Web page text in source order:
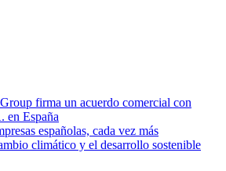
firma un acuerdo comercial con
en España
españolas, cada vez más
climático y el desarrollo sostenible